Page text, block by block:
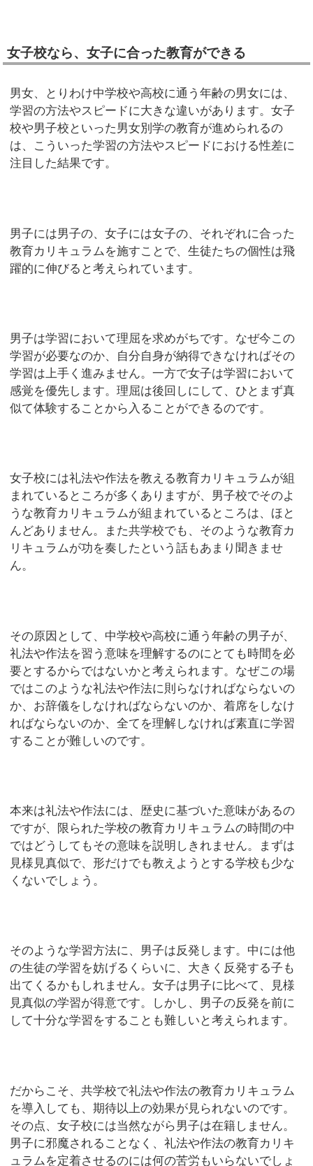
女子校なら、女子に合った教育ができる
男女、とりわけ中学校や高校に通う年齢の男女には、
学習の方法やスピードに大きな違いがあります。女子
校や男子校といった男女別学の教育が進められるの
は、こういった学習の方法やスピードにおける性差に
注目した結果です。
男子には男子の、女子には女子の、それぞれに合った
教育カリキュラムを施すことで、生徒たちの個性は飛
躍的に伸びると考えられています。
男子は学習において理屈を求めがちです。なぜ今この
学習が必要なのか、自分自身が納得できなければその
学習は上手く進みません。一方で女子は学習において
感覚を優先します。理屈は後回しにして、ひとまず真
似て体験することから入ることができるのです。
女子校には礼法や作法を教える教育カリキュラムが組
まれているところが多くありますが、男子校でそのよ
うな教育カリキュラムが組まれているところは、ほと
んどありません。また共学校でも、そのような教育カ
リキュラムが功を奏したという話もあまり聞きませ
ん。
その原因として、中学校や高校に通う年齢の男子が、
礼法や作法を習う意味を理解するのにとても時間を必
要とするからではないかと考えられます。なぜこの場
ではこのような礼法や作法に則らなければならないの
か、お辞儀をしなければならないのか、着席をしなけ
ればならないのか、全てを理解しなければ素直に学習
することが難しいのです。
本来は礼法や作法には、歴史に基づいた意味があるの
ですが、限られた学校の教育カリキュラムの時間の中
ではどうしてもその意味を説明しきれません。まずは
見様見真似で、形だけでも教えようとする学校も少な
くないでしょう。
そのような学習方法に、男子は反発します。中には他
の生徒の学習を妨げるくらいに、大きく反発する子も
出てくるかもしれません。女子は男子に比べて、見様
見真似の学習が得意です。しかし、男子の反発を前に
して十分な学習をすることも難しいと考えられます。
だからこそ、共学校で礼法や作法の教育カリキュラム
を導入しても、期待以上の効果が見られないのです。
その点、女子校には当然ながら男子は在籍しません。
男子に邪魔されることなく、礼法や作法の教育カリキ
ュラムを定着させるのには何の苦労もいらないでしょ